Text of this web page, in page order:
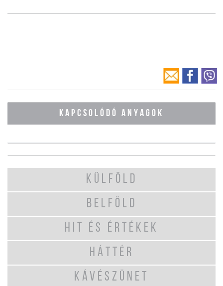
KAPCSOLÓDÓ ANYAGOK
KÜLFÖLD
BELFÖLD
HIT ÉS ÉRTÉKEK
HÁTTÉR
KÁVÉSZÜNET